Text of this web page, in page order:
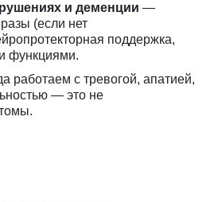
и деменции —
(если нет
поддержка,
функциями.
работаем с тревогой, апатией,
— это не